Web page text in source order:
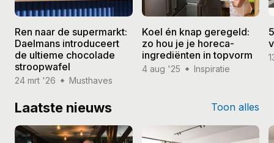
Ren naar de supermarkt:
Daelmans introduceert
de ultieme chocolade
stroopwafel
24 mrt '26 Musthaves
Koel én knap geregeld:
zo hou je je horeca-
ingrediënten in topvorm
4 aug '25 Inspiratie
Laatste nieuws Toon alles